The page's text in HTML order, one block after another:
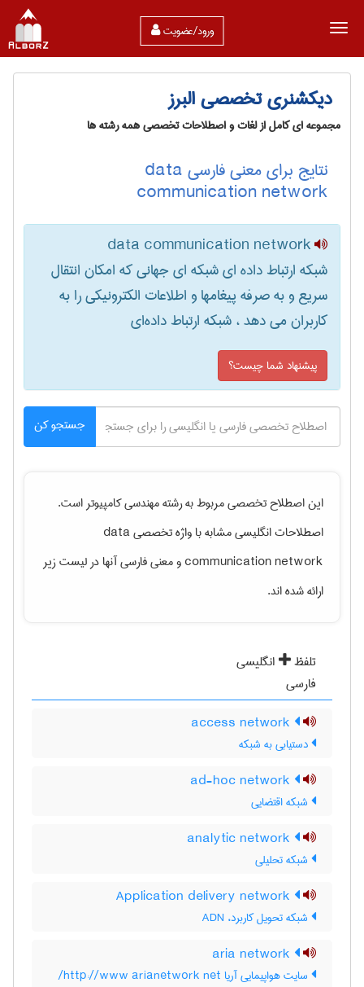
ورود/عضویت
دیکشنری تخصصی البرز
مجموعه ای کامل از لغات و اصطلاحات تخصصی همه رشته ها
نتایج برای معنی فارسی data
communication network
data communication network
شبکه ارتباط داده ای شبکه ای جهانی که امکان انتقال
سریع و به صرفه پیغامها و اطلاعات الکترونیکی را به
کاربران می دهد ، شبکه ارتباط داده‌ای
پیشنهاد شما چیست؟
جستجو کن
این اصطلاح تخصصی مربوط به رشتهمهندسی كامپيوتراست.
اصطلاحات انگلیسی مشابه با واژه تخصصیdata
communication networkو معنی فارسی آنها در لیست زیر
ارائه شده اند.
تلفظ
انگلیسی
فارسی
دستیابی به شبکه
شبکه اقتضایی
شبکه تحلیلی
شبکه تحویل کاربرد، ADN
سایت هواپیمایی آریا http://www arianetwork net/